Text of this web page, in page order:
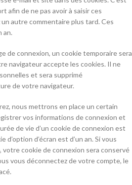
afin de ne pas avoir à saisir ces
autre commentaire plus tard. Ces
an.
de connexion, un cookie temporaire sera
navigateur accepte les cookies. Il ne
et sera supprimé
de votre navigateur.
nous mettrons en place un certain
vos informations de connexion et
de vie d’un cookie de connexion est
d’option d’écran est d’un an. Si vous
votre cookie de connexion sera conservé
vous déconnectez de votre compte, le